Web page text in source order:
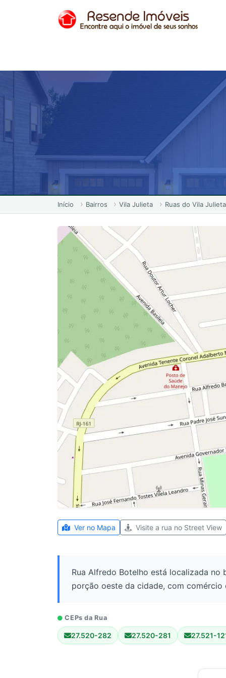
Início Bairros Vila Julieta Ruas do Vila Julieta
Ver no Mapa Visite a rua no Street View
Rua Alfredo Botelho está localizada no
porção oeste da cidade, com
CEPs da Rua
27.520-282 27.520-281 27.521-